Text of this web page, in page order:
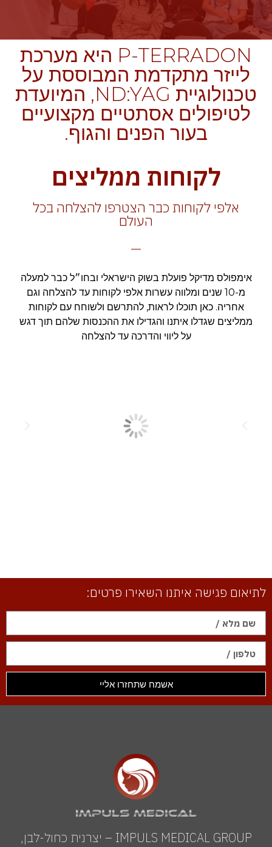
P-TERRADON היא מערכת
לייזר מתקדמת המבוססת על
טכנולוגיית ND:YAG, המיועדת
לטיפולים אסתטיים מקצועיים
בעור הפנים והגוף.
לקוחות ממליצים
אלפי לקוחות כבר הצטרפו להצלחה בכל
העולם
אימפולס מדיקל פועלת בשוק הישראלי ובחו״ל כבר למעלה
מ-10 שנים ומלווה עשרות אלפי לקוחות עד להצלחה וגם
אחריה. כאן תוכלו לראות, להתרשם ולשוחח עם לקוחות
ממליצים שגדלו איתנו והגדילו את ההכנסות שלהם תוך דגש
על ליווי והדרכה עד להצלחה
לתיאום פגישה איתנו השאירו פרטים:
אשמח שתחזרו אליי
IMPULS MEDICAL GROUP – יצרנית כחול-לבן,